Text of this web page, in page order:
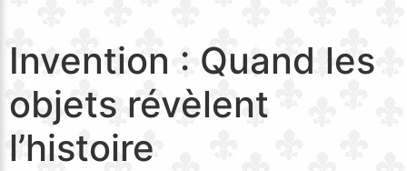
Invention : Quand les
objets révèlent
l’histoire